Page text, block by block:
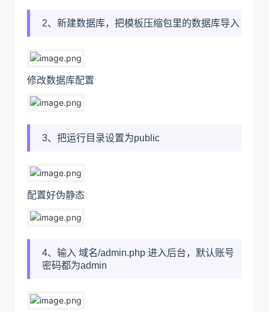
2、新建数据库，把模板压缩包里的数据库导入
修改数据库配置
3、把运行目录设置为public
配置好伪静态
4、输入 域名/admin.php 进入后台，默认账号
密码都为admin